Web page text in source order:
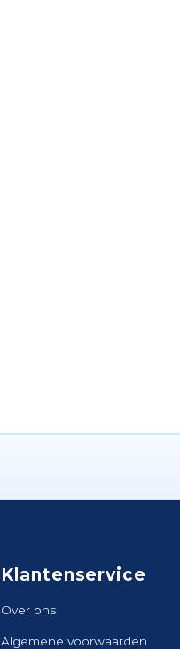
Klantenservice
Over ons
Algemene voorwaarden